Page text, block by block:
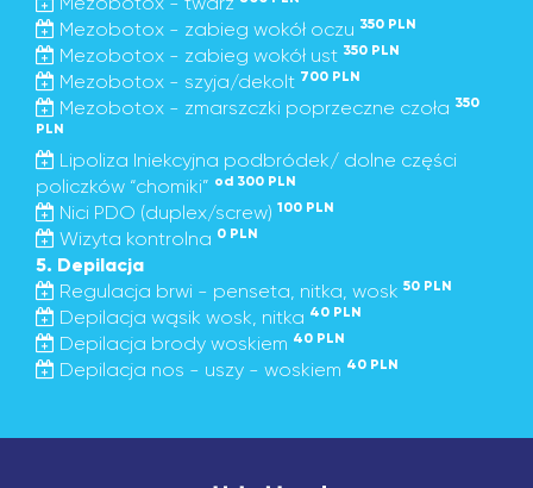
Mezobotox - zabieg wokół oczu 350 PLN
Mezobotox - zabieg wokół ust 350 PLN
Mezobotox - szyja/dekolt 700 PLN
Mezobotox - zmarszczki poprzeczne czoła 350
PLN
Lipoliza Iniekcyjna podbródek/ dolne części
policzków “chomiki” od 300 PLN
Nici PDO (duplex/screw) 100 PLN
Wizyta kontrolna 0 PLN
5. Depilacja
Regulacja brwi - penseta, nitka, wosk 50 PLN
Depilacja wąsik wosk, nitka 40 PLN
Depilacja brody woskiem 40 PLN
Depilacja nos - uszy - woskiem 40 PLN